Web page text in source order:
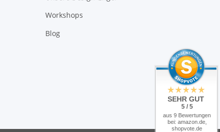
Workshops
Blog
SEHR GUT
5 / 5
aus 9 Bewertungen
bei: amazon.de,
shopvote.de